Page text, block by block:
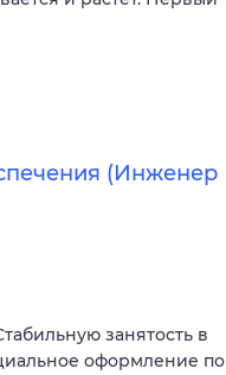
(Инженер
занятость в
оформление по